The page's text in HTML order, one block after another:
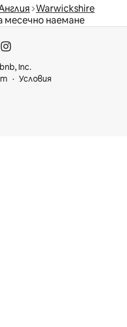
Warwickshire
месечно наемане
Inc.
Условия